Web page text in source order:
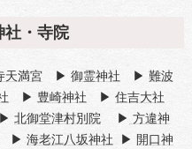
社・寺院
天満宮▶ 御霊神社 ▶ 難波
▶ 豊崎神社 ▶ 住吉大社
北御堂津村別院▶ 方違神
▶海老江八坂神社 ▶ 開口神